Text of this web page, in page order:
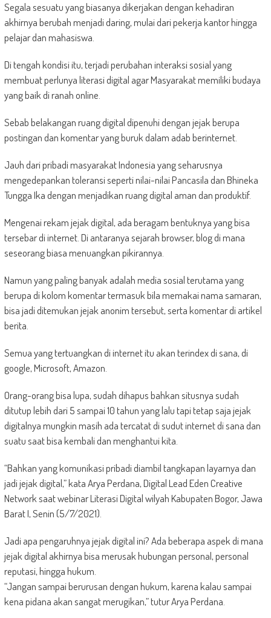
Segala sesuatu yang biasanya dikerjakan dengan kehadiran
akhirnya berubah menjadi daring, mulai dari pekerja kantor hingga
pelajar dan mahasiswa.
Di tengah kondisi itu, terjadi perubahan interaksi sosial yang
membuat perlunya literasi digital agar Masyarakat memiliki budaya
yang baik di ranah online.
Sebab belakangan ruang digital dipenuhi dengan jejak berupa
postingan dan komentar yang buruk dalam adab berinternet.
Jauh dari pribadi masyarakat Indonesia yang seharusnya
mengedepankan toleransi seperti nilai-nilai Pancasila dan Bhineka
Tungga Ika dengan menjadikan ruang digital aman dan produktif.
Mengenai rekam jejak digital, ada beragam bentuknya yang bisa
tersebar di internet. Di antaranya sejarah browser, blog di mana
seseorang biasa menuangkan pikirannya.
Namun yang paling banyak adalah media sosial terutama yang
berupa di kolom komentar termasuk bila memakai nama samaran,
bisa jadi ditemukan jejak anonim tersebut, serta komentar di artikel
berita.
Semua yang tertuangkan di internet itu akan terindex di sana, di
google, Microsoft, Amazon.
Orang-orang bisa lupa, sudah dihapus bahkan situsnya sudah
ditutup lebih dari 5 sampai 10 tahun yang lalu tapi tetap saja jejak
digitalnya mungkin masih ada tercatat di sudut internet di sana dan
suatu saat bisa kembali dan menghantui kita.
“Bahkan yang komunikasi pribadi diambil tangkapan layarnya dan
jadi jejak digital,” kata Arya Perdana, Digital Lead Eden Creative
Network saat webinar Literasi Digital wilyah Kabupaten Bogor, Jawa
Barat I, Senin (5/7/2021).
Jadi apa pengaruhnya jejak digital ini? Ada beberapa aspek di mana
jejak digital akhirnya bisa merusak hubungan personal, personal
reputasi, hingga hukum.
“Jangan sampai berurusan dengan hukum, karena kalau sampai
kena pidana akan sangat merugikan,” tutur Arya Perdana.